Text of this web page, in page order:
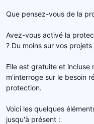
a
i
s
u
s
s
o
Que pensez-vous de la
Avez-vous activé la
? Du moins sur vos
Elle est gratuite et incluse
m'interroge sur le besoin
protection.
Voici les quelques
jusqu'à présent :